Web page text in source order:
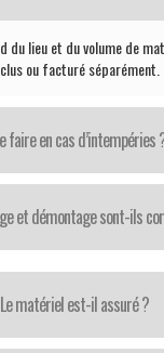
du lieu et du volume de
ou facturé séparément.
faire en cas d’intempéries
et démontage sont-ils
Le matériel est-il assuré ?